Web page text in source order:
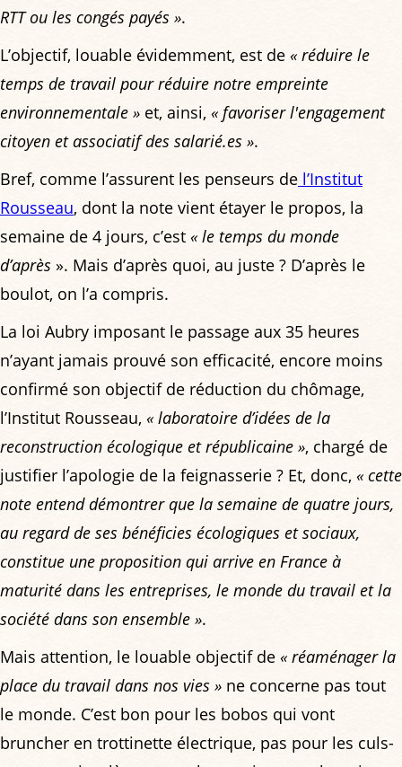
RTT ou les congés payés ».
L’objectif, louable évidemment, est de « réduire le
temps de travail pour réduire notre empreinte
environnementale » et, ainsi, « favoriser l'engagement
citoyen et associatif des salarié.es ».
Bref, comme l’assurent les penseurs de l’Institut
Rousseau, dont la note vient étayer le propos, la
semaine de 4 jours, c’est « le temps du monde
d’après ». Mais d’après quoi, au juste ? D’après le
boulot, on l’a compris.
La loi Aubry imposant le passage aux 35 heures
n’ayant jamais prouvé son efficacité, encore moins
confirmé son objectif de réduction du chômage,
l’Institut Rousseau, « laboratoire d’idées de la
reconstruction écologique et républicaine », chargé de
justifier l’apologie de la feignasserie ? Et, donc, « cette
note entend démontrer que la semaine de quatre jours,
au regard de ses bénéficies écologiques et sociaux,
constitue une proposition qui arrive en France à
maturité dans les entreprises, le monde du travail et la
société dans son ensemble ».
Mais attention, le louable objectif de « réaménager la
place du travail dans nos vies » ne concerne pas tout
le monde. C’est bon pour les bobos qui vont
bruncher en trottinette électrique, pas pour les culs-